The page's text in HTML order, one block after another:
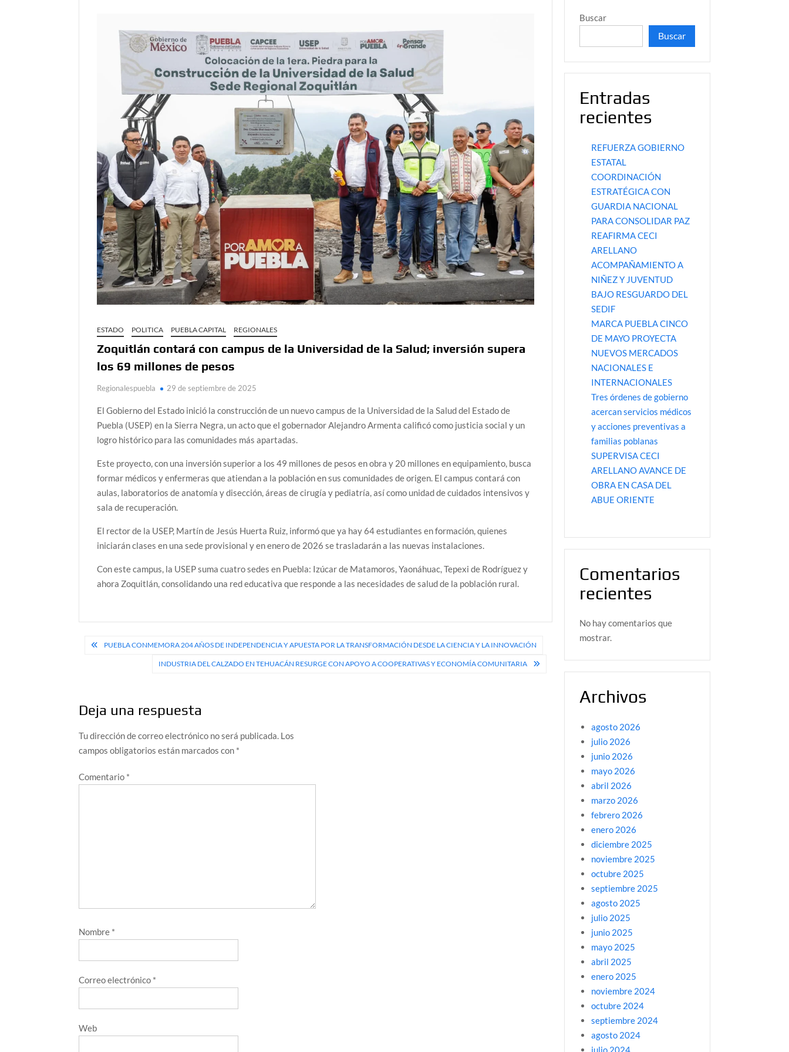
ESTADO POLITICA PUEBLA CAPITAL REGIONALES
Zoquitlán contará con campus de la Universidad de la Salud; inversión supera
los 69 millones de pesos
Regionalespuebla 29 de septiembre de 2025
El Gobierno del Estado inició la construcción de un nuevo campus de la Universidad de la Salud del Estado de
Puebla (USEP) en la Sierra Negra, un acto que el gobernador Alejandro Armenta calificó como justicia social y un
logro histórico para las comunidades más apartadas.
Este proyecto, con una inversión superior a los 49 millones de pesos en obra y 20 millones en equipamiento, busca
formar médicos y enfermeras que atiendan a la población en sus comunidades de origen. El campus contará con
aulas, laboratorios de anatomía y disección, áreas de cirugía y pediatría, así como unidad de cuidados intensivos y
sala de recuperación.
El rector de la USEP, Martín de Jesús Huerta Ruiz, informó que ya hay 64 estudiantes en formación, quienes
iniciarán clases en una sede provisional y en enero de 2026 se trasladarán a las nuevas instalaciones.
Con este campus, la USEP suma cuatro sedes en Puebla: Izúcar de Matamoros, Yaonáhuac, Tepexi de Rodríguez y
ahora Zoquitlán, consolidando una red educativa que responde a las necesidades de salud de la población rural.
Navegación
PUEBLA CONMEMORA 204 AÑOS DE INDEPENDENCIA Y APUESTA POR LA TRANSFORMACIÓN DESDE LA CIENCIA Y LA INNOVACIÓN
INDUSTRIA DEL CALZADO EN TEHUACÁN RESURGE CON APOYO A COOPERATIVAS Y ECONOMÍA COMUNITARIA
Deja una respuesta
Tu dirección de correo electrónico no será publicada. Los
campos obligatorios están marcados con *
Comentario *
Nombre *
Correo electrónico *
Web
Buscar
Buscar
Entradas
recientes
REFUERZA GOBIERNO
ESTATAL
COORDINACIÓN
ESTRATÉGICA CON
GUARDIA NACIONAL
PARA CONSOLIDAR PAZ
REAFIRMA CECI
ARELLANO
ACOMPAÑAMIENTO A
NIÑEZ Y JUVENTUD
BAJO RESGUARDO DEL
SEDIF
MARCA PUEBLA CINCO
DE MAYO PROYECTA
NUEVOS MERCADOS
NACIONALES E
INTERNACIONALES
Tres órdenes de gobierno
acercan servicios médicos
y acciones preventivas a
familias poblanas
SUPERVISA CECI
ARELLANO AVANCE DE
OBRA EN CASA DEL
ABUE ORIENTE
Comentarios
recientes
No hay comentarios que
mostrar.
Archivos
agosto 2026
julio 2026
junio 2026
mayo 2026
abril 2026
marzo 2026
febrero 2026
enero 2026
diciembre 2025
noviembre 2025
octubre 2025
septiembre 2025
agosto 2025
julio 2025
junio 2025
mayo 2025
abril 2025
enero 2025
noviembre 2024
octubre 2024
septiembre 2024
agosto 2024
julio 2024